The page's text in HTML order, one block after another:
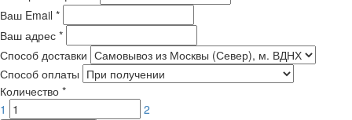
Ваш Email *
Ваш адрес *
Способ доставки
Способ оплаты
Количество *
1
2